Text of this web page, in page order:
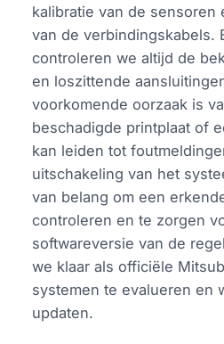
kalibratie van de sensoren
van de verbindingskabels.
controleren we altijd de
en loszittende
voorkomende oorzaak is
beschadigde printplaat of
kan leiden tot
uitschakeling van het
van belang om een
controleren en te zorgen
softwareversie van de
we klaar als officiële
systemen te evalueren en
updaten.